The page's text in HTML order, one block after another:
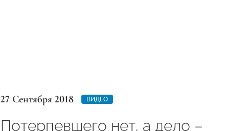
27 Сентября 2018 ВИДЕО
Потерпевшего нет, а дело –